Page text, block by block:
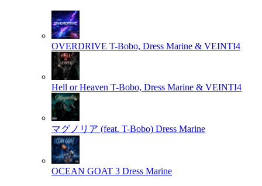
OVERDRIVE T-Bobo, Dress Marine & VEINTI4
Hell or Heaven T-Bobo, Dress Marine & VEINTI4
マグノリア (feat. T-Bobo) Dress Marine
OCEAN GOAT 3 Dress Marine